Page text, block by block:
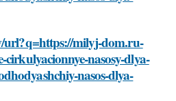
url?q=https://milyj-dom.ru-
cirkulyacionnye-nasosy-dlya-
nasos-dlya-